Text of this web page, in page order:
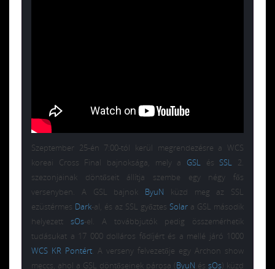
Szeptember 25-én 7:00-tól kerül megrendezésre a WCS
koreai Cross Final bajnoksága, mely a GSL és SSL 2.
szezonjainak döntőseit állítja szembe egy négy fős
versenyben. A GSL bajnok ByuN küzd meg az SSL
ezüstérmes Dark-al, és az SSL győztes Solar a GSL második
helyezett sOs-el. A továbbjutók pedig összemérhetik
tudásukat a 17 000 dolláros fődíjért és a mellé járó 1000
WCS KR Pontért. A verseny felvezetője egy Archon show
meccs, ahol a GSL döntőseinek párosa (ByuN és sOs) küzd